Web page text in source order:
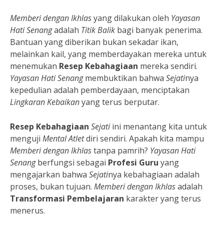
Memberi dengan Ikhlasyang dilakukan oleh Yayasan
Hati Senangadalah Titik Balik bagi banyak penerima.
Bantuan yang diberikan bukan sekadar ikan,
melainkan kail, yang memberdayakan mereka untuk
menemukan Resep Kebahagiaan mereka sendiri.
Yayasan Hati Senangmembuktikan bahwa Sejatinya
kepedulian adalah pemberdayaan, menciptakan
Lingkaran Kebaikanyang terus berputar.
Resep Kebahagiaan Sejatiini menantang kita untuk
menguji Mental Atletdiri sendiri. Apakah kita mampu
Memberi dengan Ikhlastanpa pamrih? Yayasan Hati
Senangberfungsi sebagai Profesi Guru yang
mengajarkan bahwa Sejatinya kebahagiaan adalah
proses, bukan tujuan. Memberi dengan Ikhlasadalah
Transformasi Pembelajaran karakter yang terus
menerus.